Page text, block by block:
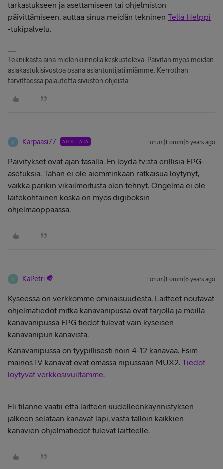
tarkastukseen ja asettamiseen tai ohjelmiston
päivittämiseen, auttaa sinua meidän tekninen Telia Helppi
-tukipalvelu.
Tekniikasta aina mielenkiinnolla keskusteleva. Päivitän myös meidän
asiakastukisivustoa osana asiantuntijatiimiämme. Kerrothan
tarvittaessa palautetta sivuston ohjeista.
K Karpaasi77 ALOITTAJA Forum|Forum|6 years ago
Päivitykset ovat ajan tasalla. En löydä tv:stä erillisiä EPG-
asetuksia. Tähän ei ole aiemminkaan ratkaisua löytynyt,
vaikka parikin vikailmoitusta olen tehnyt. Ongelma ei ole
laitekohtainen koska on myös digiboksin
ohjelmaoppaassa.
K KaPetri Forum|Forum|6 years ago
Kyseessä on verkkomme ominaisuudesta. Laitteet noutavat
ohjelmatiedot mitkä kanavanipussa ovat tarjolla ja meillä
kanavanipussa EPG tiedot tulevat vain kyseisen
kanavanipun kanavista.
Kanavanipussa on tyypillisesti noin 4-12 kanavaa. Esim
mainosTV kanavat ovat omassa nipussaan MUX2. Tiedot
löytyvät verkkosivuiltamme.
Eli tilanne vaatii että laitteen uudelleenkäynnistyksen
jälkeen selataan kanavat läpi, vasta tällöin kaikkien
kanavien ohjelmatiedot tulevat laitteelle.